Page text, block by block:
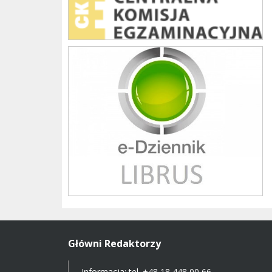
Librus szkoła
Główni Redaktorzy